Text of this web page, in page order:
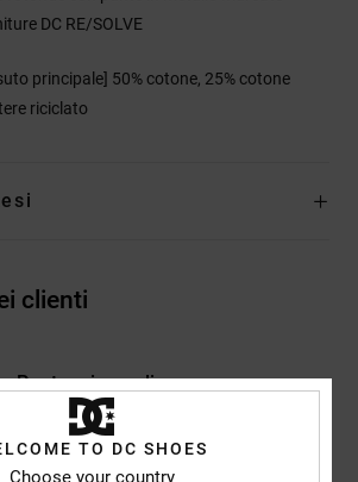
DC RE/SOLVE
principale] 50% cotone, 25% cotone
riciclato
clienti
Punteggio medio
4.0/5
TO DC SHOES
Choose your country